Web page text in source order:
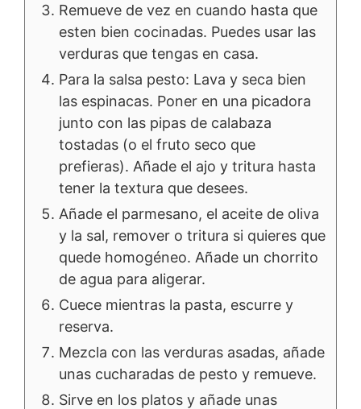
Remueve de vez en cuando hasta que
esten bien cocinadas. Puedes usar las
verduras que tengas en casa.
Para la salsa pesto: Lava y seca bien
las espinacas. Poner en una picadora
junto con las pipas de calabaza
tostadas (o el fruto seco que
prefieras). Añade el ajo y tritura hasta
tener la textura que desees.
Añade el parmesano, el aceite de oliva
y la sal, remover o tritura si quieres que
quede homogéneo. Añade un chorrito
de agua para aligerar.
Cuece mientras la pasta, escurre y
reserva.
Mezcla con las verduras asadas, añade
unas cucharadas de pesto y remueve.
Sirve en los platos y añade unas